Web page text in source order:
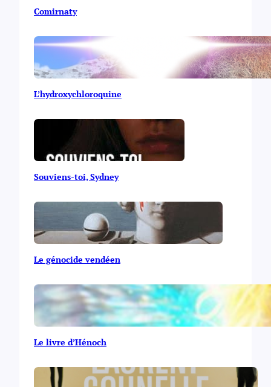
Comirnaty
L’hydroxychloroquine
Souviens-toi, Sydney
Le génocide vendéen
Le livre d’Hénoch